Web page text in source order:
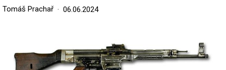
Tomáš Prachař 06.06.2024